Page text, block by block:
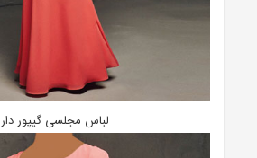
لباس مجلسی گیپور دار